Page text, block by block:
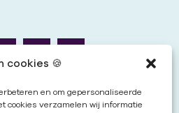
cookies 🍪
en om gepersonaliseerde
cookies verzamelen wij informatie